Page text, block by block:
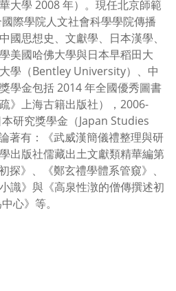
大學 2008 年）。現任北京師範
際學院人文社會科學學院傳播
國思想史、文獻學、日本漢學、
美國哈佛大學與日本早稻田大
學（Bentley University）、中
學金包括 2014 年全國優秀圖書
》上海古籍出版社），2006-
研究獎學金（Japan Studies
著有：《武威漢簡儀禮整理與研
出版社儒藏出土文獻類精華編第
探》、《鄭玄禮學體系管窺》、
識》與《高泉性潡的僧傳撰述初
心》等。